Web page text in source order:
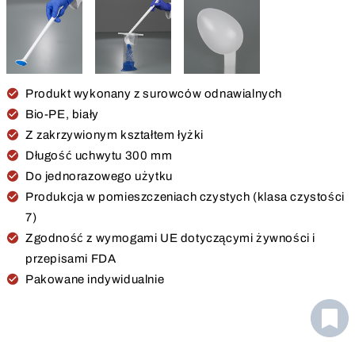
Produkt wykonany z surowców odnawialnych
Bio-PE, biały
Z zakrzywionym kształtem łyżki
Długość uchwytu 300 mm
Do jednorazowego użytku
Produkcja w pomieszczeniach czystych (klasa czystości
7)
Zgodność z wymogami UE dotyczącymi żywności i
przepisami FDA
Pakowane indywidualnie